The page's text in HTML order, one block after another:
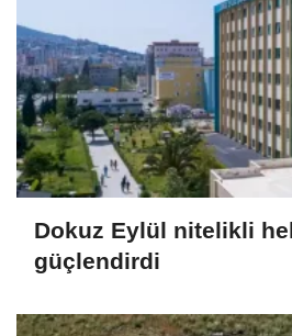
Dokuz Eylül nitelikli
güçlendirdi